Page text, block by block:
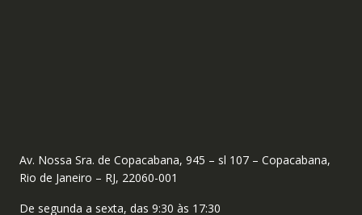
Av. Nossa Sra. de Copacabana, 945 – sl 107 – Copacabana,
Rio de Janeiro – RJ, 22060-001
De segunda a sexta, das 9:30 às 17:30